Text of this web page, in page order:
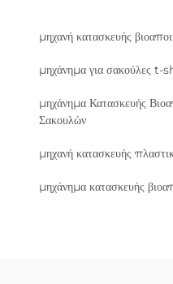
μηχανή κατασκευής
μηχάνημα για σακούλες t-
μηχάνημα Κατασκευής
Σακουλών
μηχανή κατασκευής
μηχάνημα κατασκευής